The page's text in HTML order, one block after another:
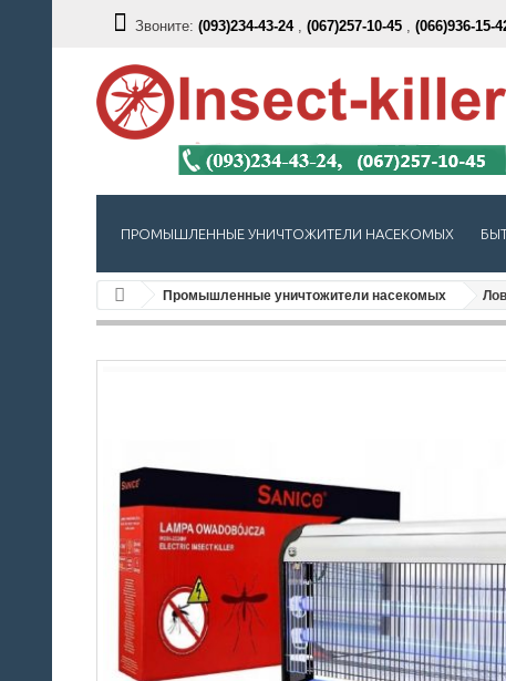
Звоните: (093)234-43-24, (067)257-10-45 , (066)936-15-
ПРОМЫШЛЕННЫЕ УНИЧТОЖИТЕЛИ НАСЕКОМЫХ
Промышленные уничтожители насекомых